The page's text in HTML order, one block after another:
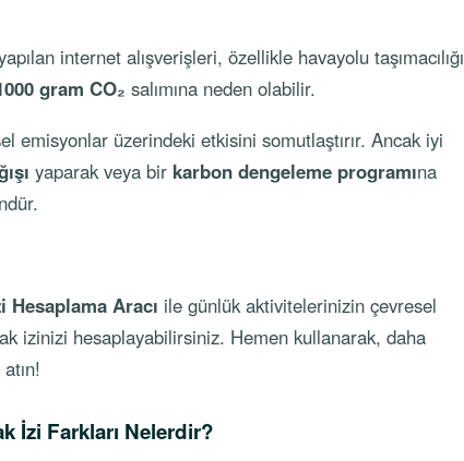
internet alışverişleri, özellikle havayolu taşımacılığı
gram CO₂ salımına neden olabilir.
emisyonlar üzerindeki etkisini somutlaştırır. Ancak iyi
yaparak veya bir karbon dengeleme programına
Hesaplama Aracı ile günlük aktivitelerinizin çevresel
izinizi hesaplayabilirsiniz. Hemen kullanarak, daha
İzi Farkları Nelerdir?